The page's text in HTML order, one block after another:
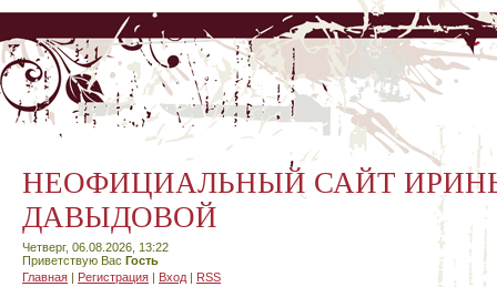
НЕОФИЦИАЛЬНЫЙ САЙТ
ДАВЫДОВОЙ
Четверг, 06.08.2026, 13:22
Приветствую Вас Гость
Главная | Регистрация | Вход | RSS